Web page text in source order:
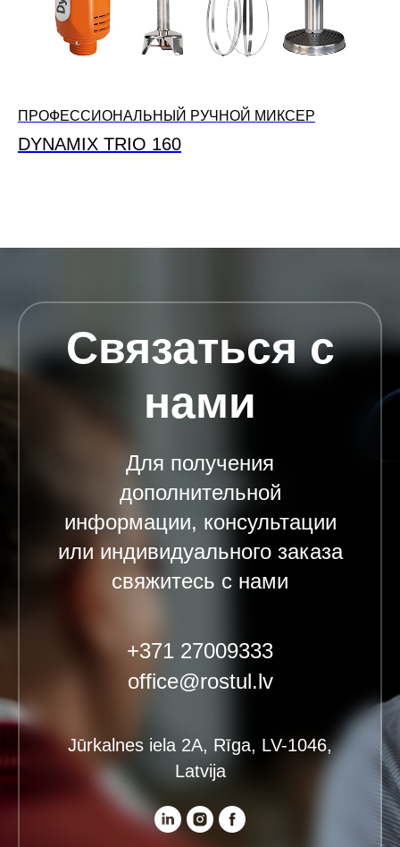
ПРОФЕССИОНАЛЬНЫЙ РУЧНОЙ МИКСЕР
DYNAMIX TRIO 160
Связаться с
нами
Для получения
дополнительной
информации, консультации
или индивидуального заказа
свяжитесь с нами
+371 27009333
office@rostul.lv
Jūrkalnes iela 2A, Rīga, LV-1046,
Latvija